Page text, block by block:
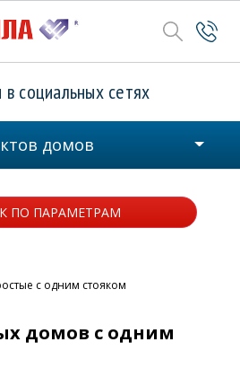
сетях
домов
ПО ПАРАМЕТРАМ
с одним стояком
домов с одним